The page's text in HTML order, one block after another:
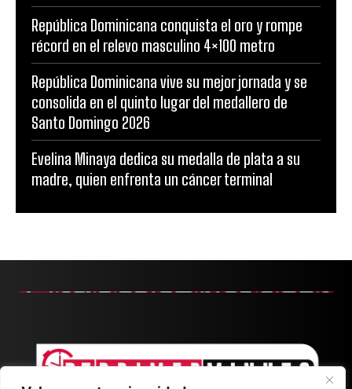
República Dominicana conquista el oro y rompe
récord en el relevo masculino 4×100 metro
República Dominicana vive su mejor jornada y se
consolida en el quinto lugar del medallero de
Santo Domingo 2026
Evelina Minaya dedica su medalla de plata a su
madre, quien enfrenta un cáncer terminal